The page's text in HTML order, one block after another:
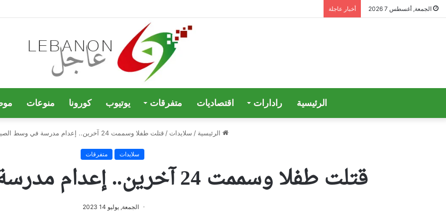
الجمعة, أغسطس 7 2026 أخبار عاجلة
الرئيسية رادارات اقتصاديات متفرقات يوتيوب كورونا منوعات
الرئيسية / سلايدات / قتلت طفلا وسممت 24 آخرين.. إعدام مدرسة في وسط الصين
سلايدات متفرقات
قتلت طفلا وسممت 24 آخرين.. إعدام مدرسة في وسط الصين
الجمعة, يوليو 14 2023